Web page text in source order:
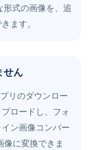
形式の画像を、追
ます。
せん
リのダウンロー
ロードし、フォ
ン画像コンバー
像に変換できま